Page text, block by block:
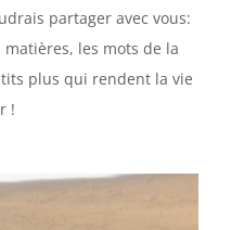
partager avec vous:
les mots de la
plus qui rendent la vie
!